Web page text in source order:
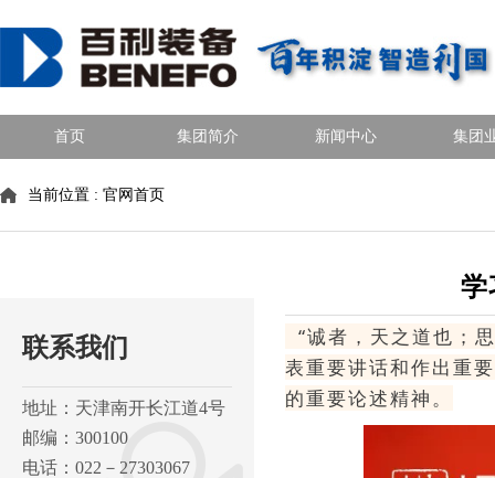
首页 集团简介 新闻中心 集团
当前位置 : 官网首页
联系我们
地址：天津南开长江道4号
邮编：300100
电话：022－27303067
学
“诚者，天之道也；
表重要讲话和作出重
的重要论述精神。